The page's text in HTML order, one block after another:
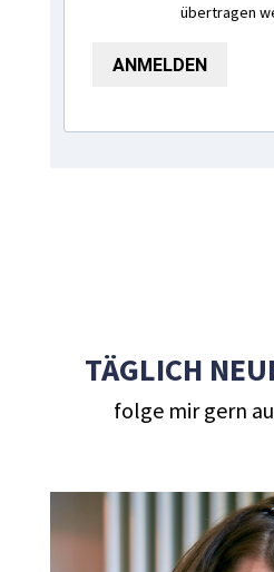
übertragen
ANMELDEN
TÄGLICH
folge mir gern